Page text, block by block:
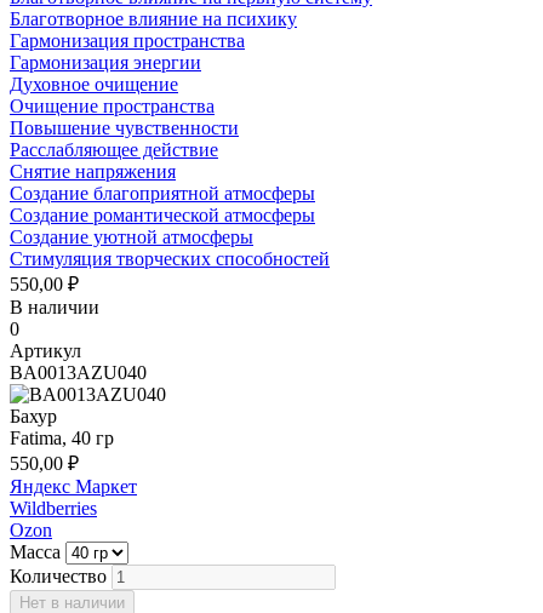
Благотворное влияние на психику
Гармонизация пространства
Гармонизация энергии
Духовное очищение
Очищение пространства
Повышение чувственности
Расслабляющее действие
Снятие напряжения
Создание благоприятной атмосферы
Создание романтической атмосферы
Создание уютной атмосферы
Стимуляция творческих способностей
550,00 ₽
В наличии
0
Артикул
BA0013AZU040
Бахур
Fatima, 40 гр
550,00 ₽
Яндекс Маркет
Wildberries
Ozon
Масса
Количество